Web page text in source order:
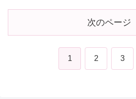
次のページ
1 2 3